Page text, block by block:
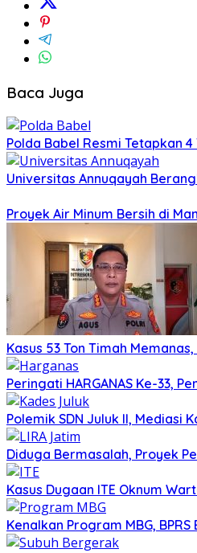
Baca Juga
Polda Babel Resmi Tetapkan
Universitas Annuqayah
Proyek Air Minum Bersih di
Kasus 53 Ton Timah
Peringati HARGANAS Ke-33,
Polemik SDN Juluk II, Mediasi
Diduga Bermasalah, Proyek
Kasus Dugaan ITE Oknum
Kenalkan Program MBG,